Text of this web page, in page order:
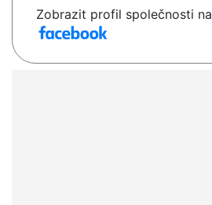
Zobrazit profil společnosti na